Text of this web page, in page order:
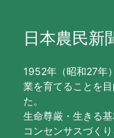
日本農民新
1952年（昭和27年
業を育てることを
た。
生命尊厳・生きる
コンセンサスづくり